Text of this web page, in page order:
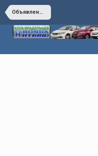
Объявления по оказанию каких либо услуг в РБ(Беларусь)